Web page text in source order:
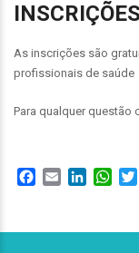
As inscrições são
profissionais de saúde
Para qualquer questão
Facebook
Email LinkedIn